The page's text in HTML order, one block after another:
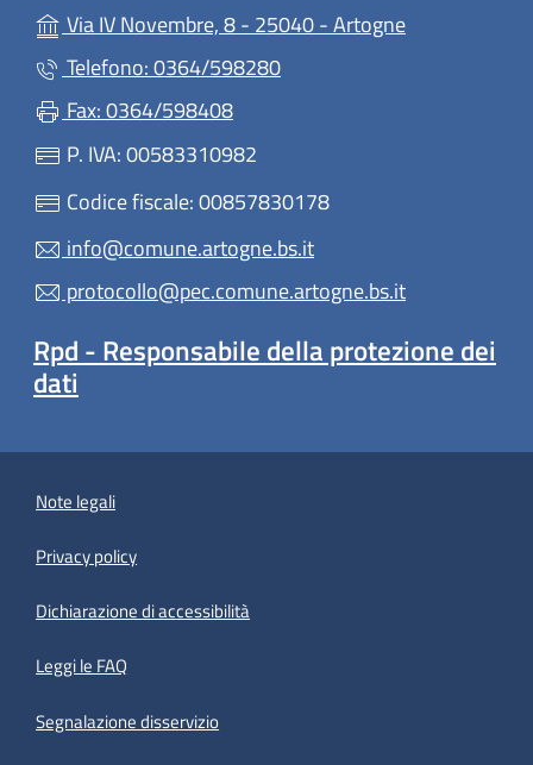
Via IV Novembre, 8 - 25040 - Artogne(apre in
Telefono: 0364/598280
Fax: 0364/598408
P. IVA: 00583310982
Codice fiscale: 00857830178
info@comune.artogne.bs.it
protocollo@pec.comune.artogne.bs.it
Rpd - Responsabile della protezione dei
dati
Note legali
Privacy policy
Dichiarazione di accessibilità
Leggi le FAQ
Segnalazione disservizio